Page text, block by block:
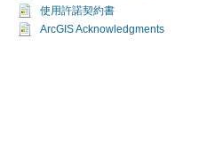
使用許諾契約書
ArcGIS Acknowledgments